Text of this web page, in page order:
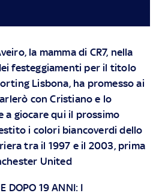
la mamma di CR7, nella
festeggiamenti per il titolo
Lisbona, ha promesso ai
con Cristiano e lo
a giocare qui il prossimo
i colori biancoverdi dello
tra il 1997 e il 2003, prima
United
DOPO 19 ANNI: I